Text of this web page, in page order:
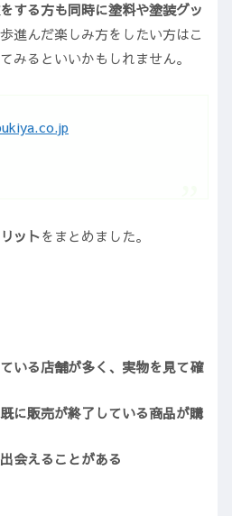
する方も同時に塗料や塗装グッ
進んだ楽しみ方をしたい方はこ
みるといいかもしれません。
ットをまとめました。
いる店舗が多く、実物を見て確
に販売が終了している商品が購
会えることがある